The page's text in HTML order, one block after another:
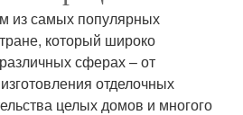
из самых популярных
который широко
сферах – от
отделочных
целых домов и многого